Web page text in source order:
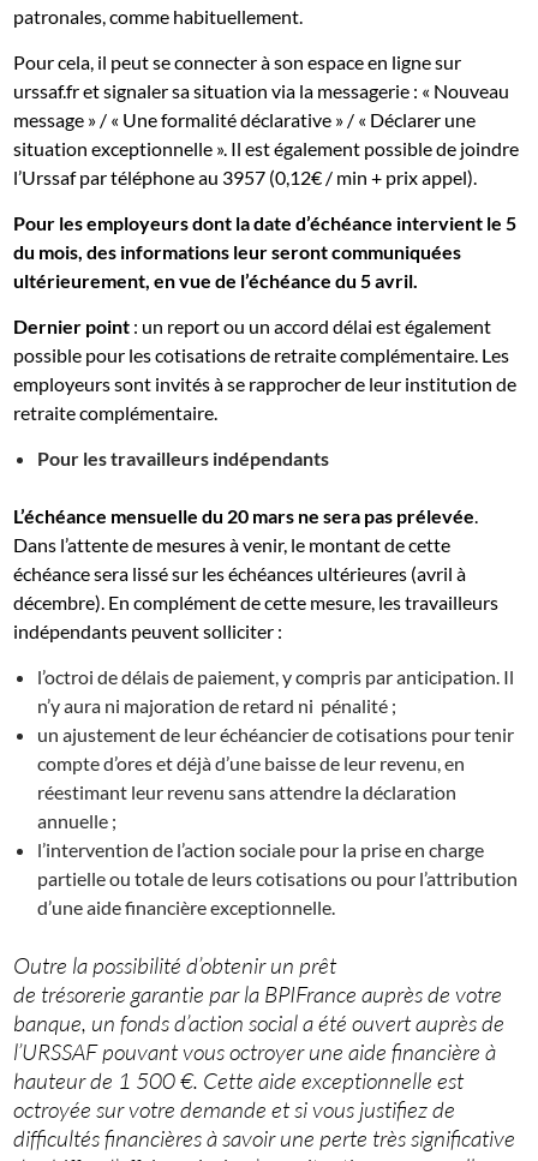
patronales, comme habituellement.
Pour cela, il peut se connecter à son espace en ligne sur
urssaf.fr et signaler sa situation via la messagerie : « Nouveau
message » / « Une formalité déclarative » / « Déclarer une
situation exceptionnelle ». Il est également possible de joindre
l’Urssaf par téléphone au 3957 (0,12€ / min + prix appel).
Pour les employeurs dont la date d’échéance intervient le 5
du mois, des informations leur seront communiquées
ultérieurement, en vue de l’échéance du 5 avril.
Dernier point : un report ou un accord délai est également
possible pour les cotisations de retraite complémentaire. Les
employeurs sont invités à se rapprocher de leur institution de
retraite complémentaire.
Pour les travailleurs indépendants
L’échéance mensuelle du 20 mars ne sera pas prélevée.
Dans l’attente de mesures à venir, le montant de cette
échéance sera lissé sur les échéances ultérieures (avril à
décembre). En complément de cette mesure, les travailleurs
indépendants peuvent solliciter :
l’octroi de délais de paiement, y compris par anticipation. Il
n’y aura ni majoration de retard ni pénalité ;
un ajustement de leur échéancier de cotisations pour tenir
compte d’ores et déjà d’une baisse de leur revenu, en
réestimant leur revenu sans attendre la déclaration
annuelle ;
l’intervention de l’action sociale pour la prise en charge
partielle ou totale de leurs cotisations ou pour l’attribution
d’une aide financière exceptionnelle.
Outre la possibilité d’obtenir un prêt
de trésorerie garantie par la BPIFrance auprès de votre
banque, un fonds d’action social a été ouvert auprès de
l’URSSAF pouvant vous octroyer une aide financière à
hauteur de 1 500 €. Cette aide exceptionnelle est
octroyée sur votre demande et si vous justifiez de
difficultés financières à savoir une perte très significative